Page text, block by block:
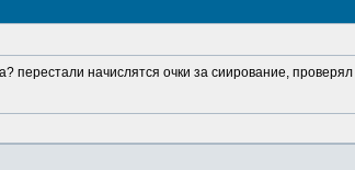
перестали начислятся очки за сиирование,